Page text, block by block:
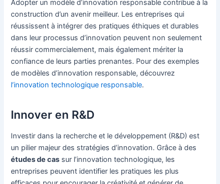
Adopter un modèle d’innovation responsable contribue à la
construction d’un avenir meilleur. Les entreprises qui
réussissent à intégrer des pratiques éthiques et durables
dans leur processus d’innovation peuvent non seulement
réussir commercialement, mais également mériter la
confiance de leurs parties prenantes. Pour des exemples
de modèles d’innovation responsable, découvrez
l’innovation technologique responsable.
Innover en R&D
Investir dans la recherche et le développement (R&D) est
un pilier majeur des stratégies d’innovation. Grâce à des
études de cas sur l’innovation technologique, les
entreprises peuvent identifier les pratiques les plus